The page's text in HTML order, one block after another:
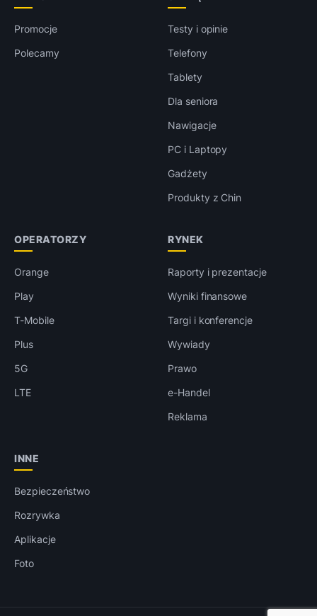
Promocje
Polecamy
Testy i opinie
Telefony
Tablety
Dla seniora
Nawigacje
PC i Laptopy
Gadżety
Produkty z Chin
OPERATORZY
Orange
Play
T-Mobile
Plus
5G
LTE
RYNEK
Raporty i prezentacje
Wyniki finansowe
Targi i konferencje
Wywiady
Prawo
e-Handel
Reklama
INNE
Bezpieczeństwo
Rozrywka
Aplikacje
Foto